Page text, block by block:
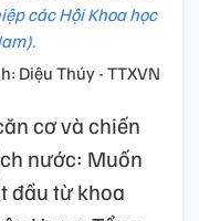
các Hội Khoa học
Diệu Thúy - TTXVN
cơ và chiến
nước: Muốn
đầu từ khoa